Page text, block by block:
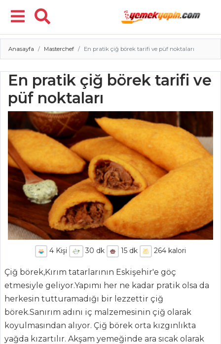
Menü
Anasayfa Masterchef En pratik çiğ börek tarifi ve püf noktaları
En pratik çiğ börek tarifi ve
püf noktaları
4Kişi 30 dk 15 dk 264 kalori
Çiğ börek,Kırım tatarlarının Eskişehir'e göç
etmesiyle geliyor.Yapımı her ne kadar pratik olsa da
herkesin tutturamadığı bir lezzettir çiğ
börek.Sanırım adını iç malzemesinin çiğ olarak
koyulmasından alıyor. Çiğ börek orta kızgınlıkta
yağda kızartılır. Akşam yemeğinde ara sıcak olarak